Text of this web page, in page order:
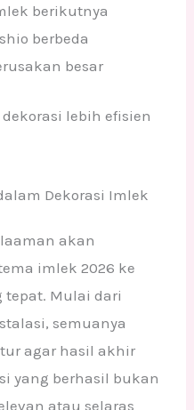
berikutnya
berbeda
besar
lebih efisien
Dekorasi Imlek
akan
imlek 2026 ke
Mulai dari
semuanya
agar hasil akhir
yang berhasil bukan
atau selaras